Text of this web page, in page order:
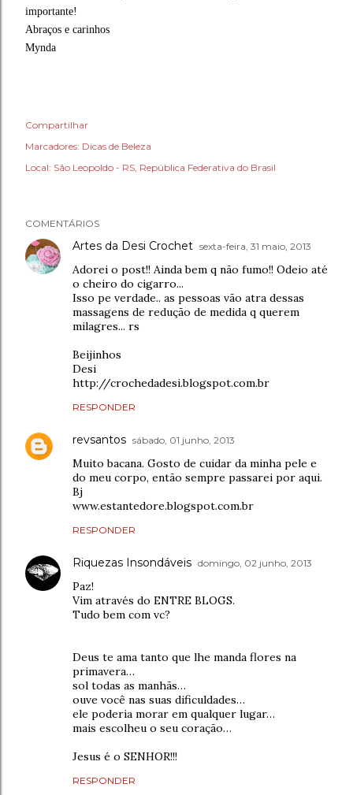
importante!
Abraços e carinhos
Mynda
Compartilhar
Marcadores: Dicas de Beleza
Local: São Leopoldo - RS, República Federativa do Brasil
COMENTÁRIOS
Artes da Desi Crochet sexta-feira, 31 maio, 2013
Adorei o post!! Ainda bem q não fumo!! Odeio até
o cheiro do cigarro...
Isso pe verdade.. as pessoas vão atra dessas
massagens de redução de medida q querem
milagres... rs
Beijinhos
Desi
http://crochedadesi.blogspot.com.br
RESPONDER
revsantos sábado, 01 junho, 2013
Muito bacana. Gosto de cuidar da minha pele e
do meu corpo, então sempre passarei por aqui.
Bj
www.estantedore.blogspot.com.br
RESPONDER
Riquezas Insondáveis domingo, 02 junho, 2013
Paz!
Vim através do ENTRE BLOGS.
Tudo bem com vc?
Deus te ama tanto que lhe manda flores na
primavera…
sol todas as manhãs…
ouve você nas suas dificuldades…
ele poderia morar em qualquer lugar…
mais escolheu o seu coração…
Jesus é o SENHOR!!!
RESPONDER